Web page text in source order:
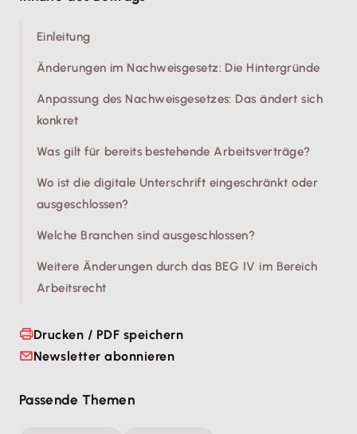
Einleitung
Änderungen im Nachweisgesetz: Die Hintergründe
Anpassung des Nachweisgesetzes: Das ändert sich
konkret
Was gilt für bereits bestehende Arbeitsverträge?
Wo ist die digitale Unterschrift eingeschränkt oder
ausgeschlossen?
Welche Branchen sind ausgeschlossen?
Weitere Änderungen durch das BEG IV im Bereich
Arbeitsrecht
Drucken / PDF speichern
Newsletter abonnieren
Passende Themen